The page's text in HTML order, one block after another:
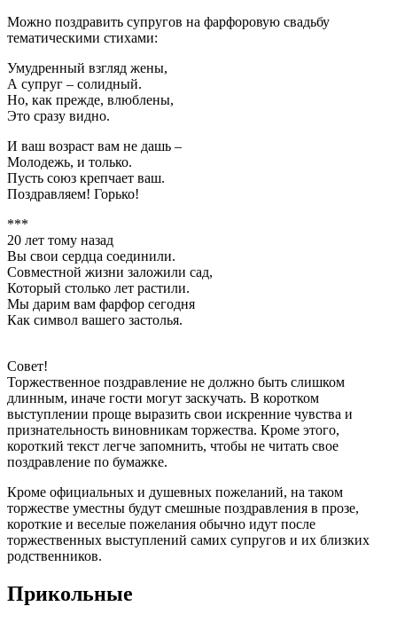
Можно поздравить супругов на фарфоровую свадьбу
тематическими стихами:
Умудренный взгляд жены,
А супруг – солидный.
Но, как прежде, влюблены,
Это сразу видно.
И ваш возраст вам не дашь –
Молодежь, и только.
Пусть союз крепчает ваш.
Поздравляем! Горько!
***
20 лет тому назад
Вы свои сердца соединили.
Совместной жизни заложили сад,
Который столько лет растили.
Мы дарим вам фарфор сегодня
Как символ вашего застолья.
Совет!
Торжественное поздравление не должно быть слишком
длинным, иначе гости могут заскучать. В коротком
выступлении проще выразить свои искренние чувства и
признательность виновникам торжества. Кроме этого,
короткий текст легче запомнить, чтобы не читать свое
поздравление по бумажке.
Кроме официальных и душевных пожеланий, на таком
торжестве уместны будут смешные поздравления в прозе,
короткие и веселые пожелания обычно идут после
торжественных выступлений самих супругов и их близких
родственников.
Прикольные